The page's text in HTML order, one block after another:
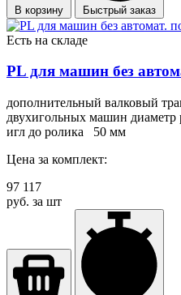
В корзину Быстрый заказ
Есть на складе
PL для машин без
дополнительный валковый
двухигольных машин диаметр
игл до ролика 50 мм
Цена за комплект:
97 117
руб. за шт